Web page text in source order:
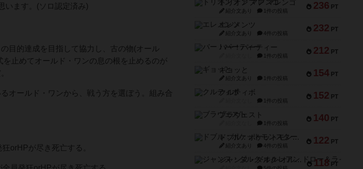
います。(ソロ認定済み)
目的達成を目指して協力し、古の物(オール
止めてオールド・ワンの息の根を止めるのが
オールド・ワンから、戦う方を選ぼう。組み合
orHPが尽き死亡する。
236 PT
トリオンフ ア マレンゴ
紹介文あり 1件の投稿
232 PT
エレメンツ
紹介文あり 4件の投稿
212 PT
バー！パーティー
1件の投稿
154 PT
ギョッと
紹介文あり 1件の投稿
152 PT
クルティボ
1件の投稿
140 PT
ブラヴェスト
1件の投稿
122 PT
ドブル：ポケットモンスター
紹介文あり 4件の投稿
118 PT
ジャンヌ・ダルク-オルレアン ドロー＆ライト